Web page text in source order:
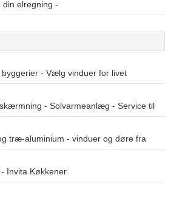
din elregning -
- Vælg vinduer for livet
- Solvarmeanlæg - Service til
træ-aluminium - vinduer og døre fra
Invita Køkkener